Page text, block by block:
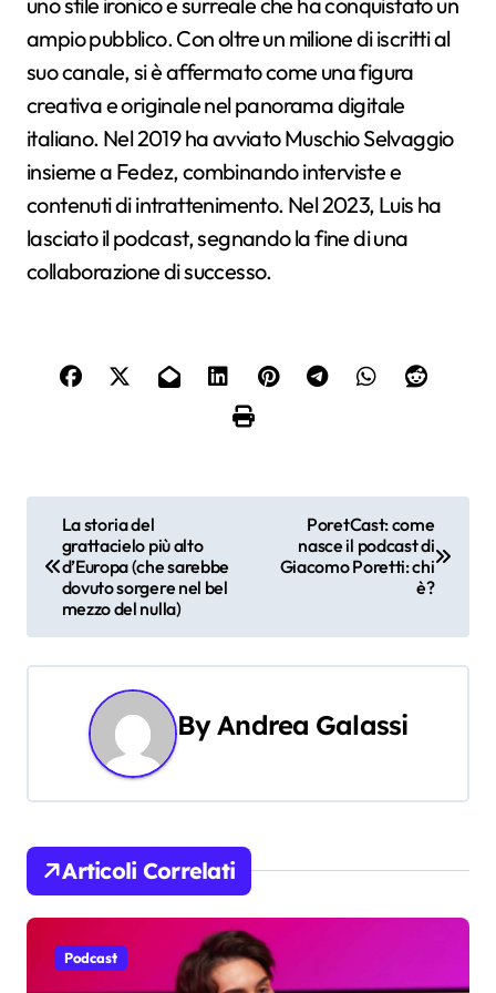
ampio pubblico. Con oltre un milione di iscritti al
suo canale, si è affermato come una figura
creativa e originale nel panorama digitale
italiano. Nel 2019 ha avviato Muschio Selvaggio
insieme a Fedez, combinando interviste e
contenuti di intrattenimento. Nel 2023, Luis ha
lasciato il podcast, segnando la fine di una
collaborazione di successo.
a
i
z
i
o
n
La storia del
grattacielo più alto
d’Europa (che sarebbe
dovuto sorgere nel bel
mezzo del nulla)
PoretCast: come
nasce il podcast di
Giacomo Poretti: chi
è?
ByAndrea Galassi
Articoli Correlati
Podcast